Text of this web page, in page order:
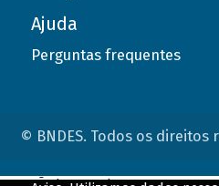
Ajuda
Perguntas frequentes
© BNDES. Todos os direitos